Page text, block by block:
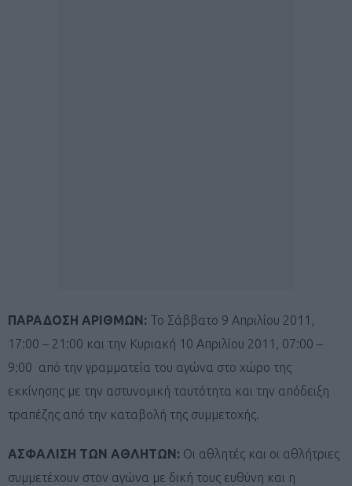
ΠΑΡΑΔΟΣΗ ΑΡΙΘΜΩΝ: Το Σάββατο 9 Απριλίου 2011,
17:00 – 21:00 και την Κυριακή 10 Απριλίου 2011, 07:00 –
9:00 από την γραμματεία του αγώνα στο χώρο της
εκκίνησης με την αστυνομική ταυτότητα και την απόδειξη
τραπέζης από την καταβολή της συμμετοχής.
ΑΣΦΑΛΙΣΗ ΤΩΝ ΑΘΛΗΤΩΝ: Οι αθλητές και οι αθλήτριες
συμμετέχουν στον αγώνα με δική τους ευθύνη και η